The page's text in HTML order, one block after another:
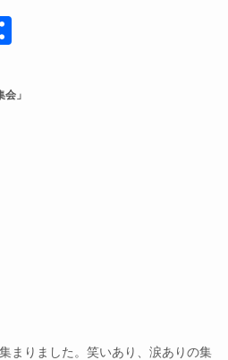
」
まりました。笑いあり、涙ありの集